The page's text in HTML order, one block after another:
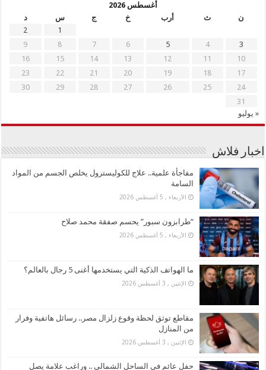
أغسطس 2026
ن
ث أرب خ ج س
د
1
2
3
4
5
6
7
8
9
10
11
12
13
14
15
16
17
18
19
20
21
22
23
24
25
26
27
28
29
30
31
« يوليو
اخبار فلاش
مفاجأة علمية.. علاج للكوليسترول يخلص الجسم من المواد
السامة
الأربعاء , 5 أغسطس 2026
“طرابزون سبور” يحسم صفقة محمد صلاح
الأربعاء , 5 أغسطس 2026
ما الهواتف الذكية التي يستخدمها أغنى 5 رجال بالعالم؟
الإثنين , 3 أغسطس 2026
مقاطع توثق لحظة وقوع زلزال مصر.. رسائل هاتفية وفرار
من المنازل
الإثنين , 3 أغسطس 2026
حفل عائم في الساحل الشمالي .. وراغب علامة يصل